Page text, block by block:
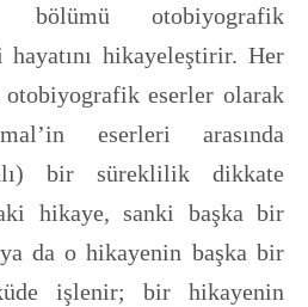
bölümü otobiyografik
hikayeleştirir. Her
eserler olarak
eserleri arasında
bir süreklilik dikkate
hikaye, sanki başka bir
da o hikayenin başka bir
işlenir; bir hikayenin